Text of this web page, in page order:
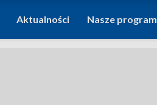
Aktualności Nasze